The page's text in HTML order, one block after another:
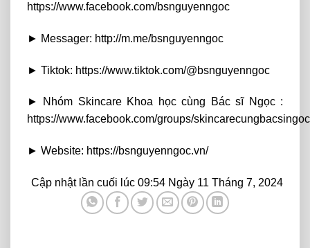
https://www.facebook.com/bsnguyenngoc
► Messager: http://m.me/bsnguyenngoc
► Tiktok: https://www.tiktok.com/@bsnguyenngoc
► Nhóm Skincare Khoa học cùng Bác sĩ Ngọc :
https://www.facebook.com/groups/skincarecungbacsingoc
► Website: https://bsnguyenngoc.vn/
Cập nhật lần cuối lúc 09:54 Ngày 11 Tháng 7, 2024